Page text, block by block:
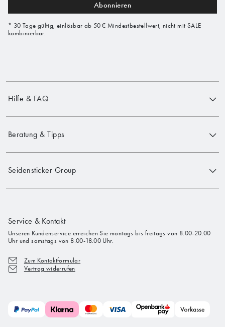
Abonnieren
* 30 Tage gültig, einlösbar ab 50 € Mindestbestellwert, nicht mit SALE
kombinierbar.
Hilfe & FAQ
Beratung & Tipps
Seidensticker Group
Service & Kontakt
Unseren Kundenservice erreichen Sie montags bis freitags von 8.00-20.00
Uhr und samstags von 8.00-18.00 Uhr.
Zum Kontaktformular
Vertrag widerrufen